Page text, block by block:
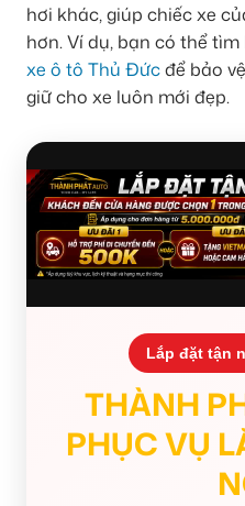
hơi khác, giúp chiếc xe
hơn. Ví dụ, bạn có thể tìm
xe ô tô Thủ Đứcđể bảo
giữ cho xe luôn mới đẹp.
Lắp đặt tận
THÀNH
PHỤC VỤ